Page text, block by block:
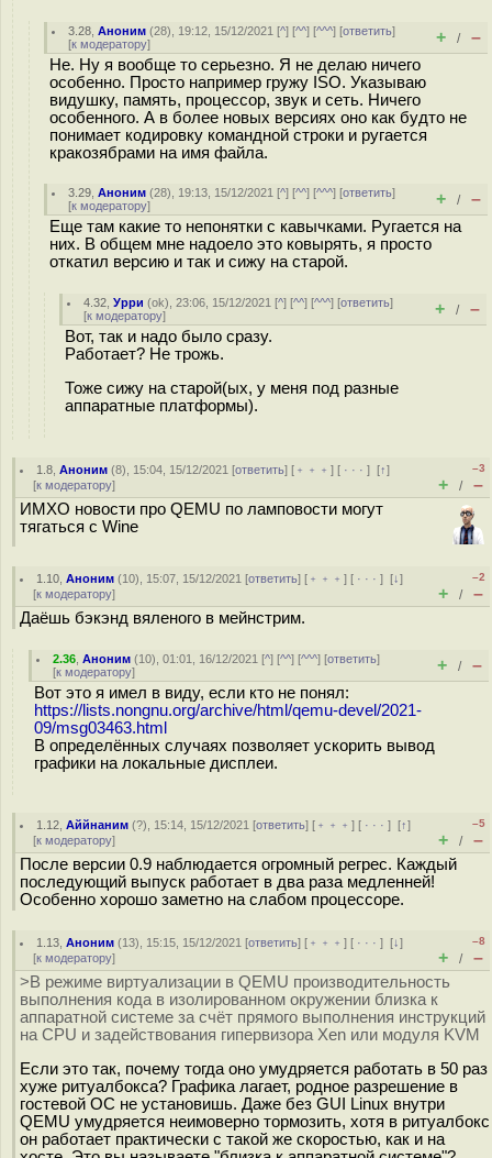
3.28 ,Аноним (28), 19:12, 15/12/2021 [^] [^^] [^^^] [ответить]
[к модератору] + / –
Не. Ну я вообще то серьезно. Я не делаю ничего
особенно. Просто например гружу ISO. Указываю
видушку, память, процессор, звук и сеть. Ничего
особенного. А в более новых версиях оно как будто не
понимает кодировку командной строки и ругается
кракозябрами на имя файла.
3.29 ,Аноним (28), 19:13, 15/12/2021 [^] [^^] [^^^] [ответить]
[к модератору] + / –
Еще там какие то непонятки с кавычками. Ругается на
них. В общем мне надоело это ковырять, я просто
откатил версию и так и сижу на старой.
4.32 ,Урри (ok), 23:06, 15/12/2021 [^] [^^] [^^^] [ответить]
[к модератору] + / –
Вот, так и надо было сразу.
Работает? Не трожь.
Тоже сижу на старой(ых, у меня под разные
аппаратные платформы).
1.8 ,Аноним (8), 15:04, 15/12/2021 [ответить] [ ﹢﹢﹢] [ · · ·][↑]
[к модератору]
–3
+ / –
ИМХО новости про QEMU по ламповости могут
тягаться с Wine
1.10 ,Аноним (10), 15:07, 15/12/2021 [ответить] [ ﹢﹢﹢] [ · · ·][↓]
[к модератору]
–2
+ / –
Даёшь бэкэнд вяленого в мейнстрим.
2.36 ,Аноним (10), 01:01, 16/12/2021 [^] [^^] [^^^] [ответить]
[к модератору] + / –
Вот это я имел в виду, если кто не понял:
https://lists.nongnu.org/archive/html/qemu-devel/2021-
09/msg03463.html
В определённых случаях позволяет ускорить вывод
графики на локальные дисплеи.
1.12 ,Аййнаним (?), 15:14, 15/12/2021 [ответить] [ ﹢﹢﹢] [ · · ·][↑]
[к модератору]
–5
+ / –
После версии 0.9 наблюдается огромный регрес. Каждый
последующий выпуск работает в два раза медленней!
Особенно хорошо заметно на слабом процессоре.
1.13 ,Аноним (13), 15:15, 15/12/2021 [ответить] [ ﹢﹢﹢] [ · · ·][↓]
[к модератору]
–8
+ / –
>В режиме виртуализации в QEMU производительность
выполнения кода в изолированном окружении близка к
аппаратной системе за счёт прямого выполнения инструкций
на CPU и задействования гипервизора Xen или модуля KVM
Если это так, почему тогда оно умудряется работать в 50 раз
хуже ритуалбокса? Графика лагает, родное разрешение в
гостевой ОС не установишь. Даже без GUI Linux внутри
QEMU умудряется неимоверно тормозить, хотя в ритуалбокс
он работает практически с такой же скоростью, как и на